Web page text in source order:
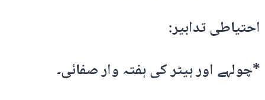
احتیاطی تدابیر:
*چولہے اور ہیٹر کی ہفتہ وار صفائی۔